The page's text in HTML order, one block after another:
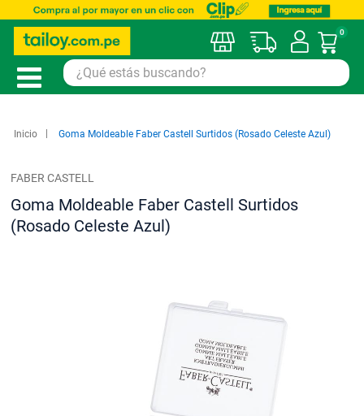
Mi
0
Inicio Goma Moldeable Faber Castell Surtidos (Rosado Celeste Azul)
FABER CASTELL
Goma Moldeable Faber Castell Surtidos
(Rosado Celeste Azul)